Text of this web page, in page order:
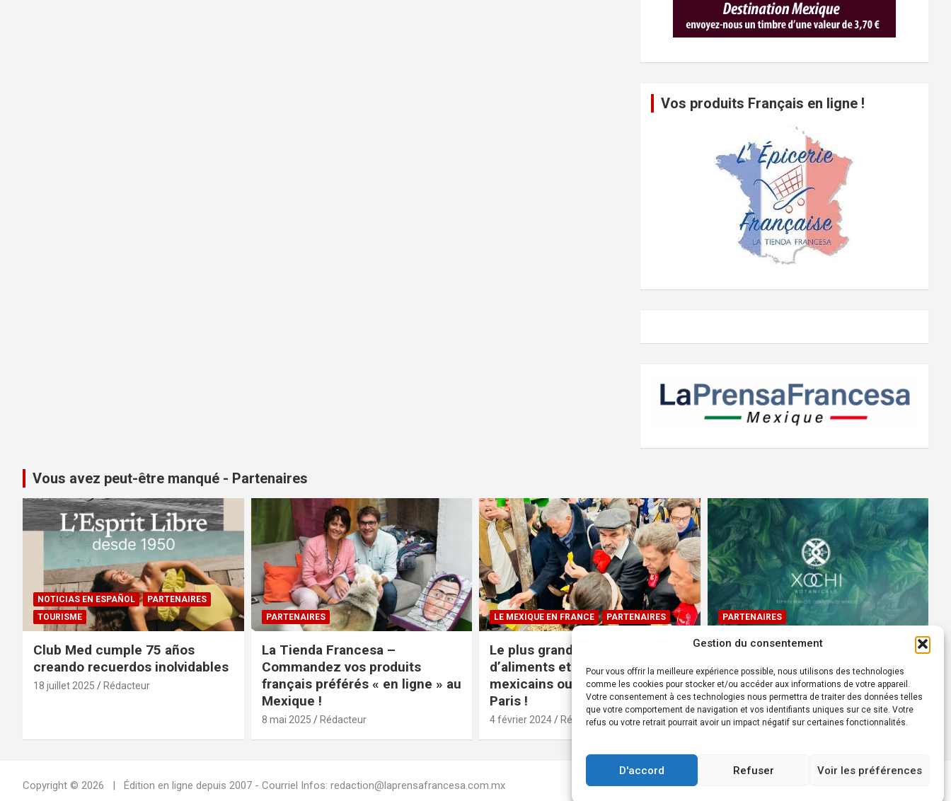
Gestion du consentement
Pour vous offrir la meilleure expérience possible, nous utilisons des technologies
comme les cookies pour stocker et/ou accéder aux informations de votre appareil.
Votre consentement à ces technologies nous permettra de traiter des données telles
que votre comportement de navigation et vos identifiants uniques sur ce site. Votre
refus ou votre retrait pourrait avoir un impact négatif sur certaines fonctionnalités.
D'accord Refuser Voir les préférences
Vos produits Français en ligne !
Vous avez peut-être manqué - Partenaires
NOTICIAS EN ESPAÑOL
PARTENAIRES
TOURISME
Club Med cumple 75 años
creando recuerdos inolvidables
18 juillet 2025 Rédacteur
PARTENAIRES
La Tienda Francesa –
Commandez vos produits
français préférés « en ligne » au
Mexique !
8 mai 2025 Rédacteur
LE MEXIQUE EN FRANCE PARTENAIRES
Le plus grand magasin
d’aliments et produits
mexicains ouvre ses portes à
Paris !
4 février 2024 Rédacteur
PARTENAIRES
Devenez Ambassadeur XOCHI
BOTANICALS – « El espíritu
francés con corazón de
México! »
24 août 2022 Rédacteur
Copyright © 2026 Édition en ligne depuis 2007 - Courriel Infos: redaction@laprensafrancesa.com.mx